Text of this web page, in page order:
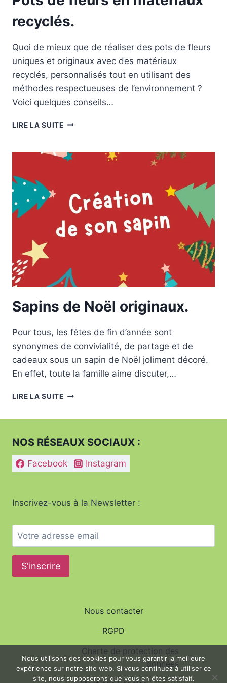
recyclés.
Quoi de mieux que de réaliser des pots de fleurs
uniques et originaux avec des matériaux
recyclés, personnalisés tout en utilisant des
méthodes respectueuses de l’environnement ?
Voici quelques conseils…
LIRE LA SUITEPOTS
EN
Sapins de Noël originaux.
Pour tous, les fêtes de fin d’année sont
synonymes de convivialité, de partage et de
cadeaux sous un sapin de Noël joliment décoré.
En effet, toute la famille aime discuter,…
LIRE LA SUITESAPINS
NOS RÉSEAUX SOCIAUX :
Facebook Instagram
Inscrivez-vous à la Newsletter :
Nous contacter
RGPD
Charte de protection des
données
Nous utilisons des cookies pour vous garantir la meilleure
expérience sur notre site web. Si vous continuez à utiliser ce
site, nous supposerons que vous en êtes satisfait.